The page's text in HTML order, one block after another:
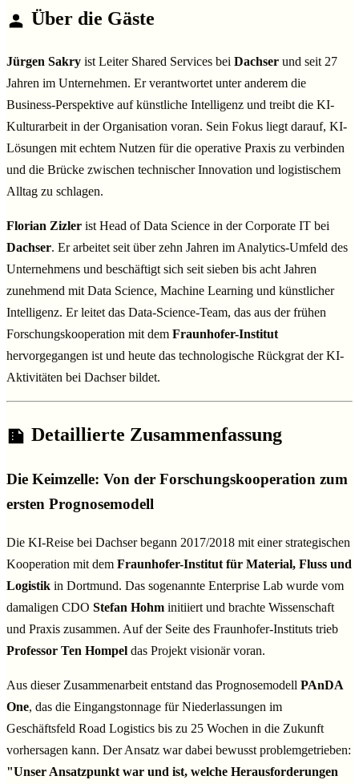
Über die Gäste
Jürgen Sakry ist Leiter Shared Services bei Dachser und seit 27
Jahren im Unternehmen. Er verantwortet unter anderem die
Business-Perspektive auf künstliche Intelligenz und treibt die KI-
Kulturarbeit in der Organisation voran. Sein Fokus liegt darauf, KI-
Lösungen mit echtem Nutzen für die operative Praxis zu verbinden
und die Brücke zwischen technischer Innovation und logistischem
Alltag zu schlagen.
Florian Zizler ist Head of Data Science in der Corporate IT bei
Dachser. Er arbeitet seit über zehn Jahren im Analytics-Umfeld des
Unternehmens und beschäftigt sich seit sieben bis acht Jahren
zunehmend mit Data Science, Machine Learning und künstlicher
Intelligenz. Er leitet das Data-Science-Team, das aus der frühen
Forschungskooperation mit dem Fraunhofer-Institut
hervorgegangen ist und heute das technologische Rückgrat der KI-
Aktivitäten bei Dachser bildet.
Detaillierte Zusammenfassung
Die Keimzelle: Von der Forschungskooperation zum
ersten Prognosemodell
Die KI-Reise bei Dachser begann 2017/2018 mit einer strategischen
Kooperation mit dem Fraunhofer-Institut für Material, Fluss und
Logistik in Dortmund. Das sogenannte Enterprise Lab wurde vom
damaligen CDO Stefan Hohm initiiert und brachte Wissenschaft
und Praxis zusammen. Auf der Seite des Fraunhofer-Instituts trieb
Professor Ten Hompel das Projekt visionär voran.
Aus dieser Zusammenarbeit entstand das Prognosemodell PAnDA
One, das die Eingangstonnage für Niederlassungen im
Geschäftsfeld Road Logistics bis zu 25 Wochen in die Zukunft
vorhersagen kann. Der Ansatz war dabei bewusst problemgetrieben:
"Unser Ansatzpunkt war und ist, welche Herausforderungen